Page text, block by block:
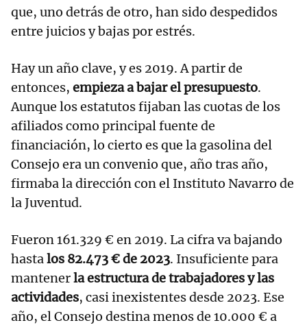
que, uno detrás de otro, han sido despedidos
entre juicios y bajas por estrés.
Hay un año clave, y es 2019. A partir de
entonces, empieza a bajar el presupuesto.
Aunque los estatutos fijaban las cuotas de los
afiliados como principal fuente de
financiación, lo cierto es que la gasolina del
Consejo era un convenio que, año tras año,
firmaba la dirección con el Instituto Navarro de
la Juventud.
Fueron 161.329 € en 2019. La cifra va bajando
hastalos 82.473 € de 2023. Insuficiente para
mantenerla estructura de trabajadores y las
actividades, casi inexistentes desde 2023. Ese
año, el Consejo destina menos de 10.000 € a